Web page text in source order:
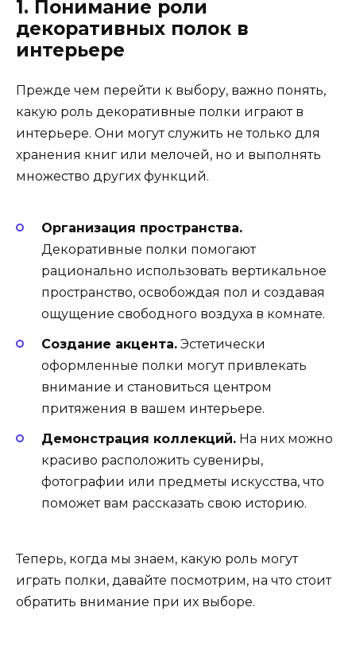
1. Понимание роли
декоративных полок в
интерьере
Прежде чем перейти к выбору, важно понять,
какую роль декоративные полки играют в
интерьере. Они могут служить не только для
хранения книг или мелочей, но и выполнять
множество других функций.
Организация пространства.
Декоративные полки помогают
рационально использовать вертикальное
пространство, освобождая пол и создавая
ощущение свободного воздуха в комнате.
Создание акцента. Эстетически
оформленные полки могут привлекать
внимание и становиться центром
притяжения в вашем интерьере.
Демонстрация коллекций. На них можно
красиво расположить сувениры,
фотографии или предметы искусства, что
поможет вам рассказать свою историю.
Теперь, когда мы знаем, какую роль могут
играть полки, давайте посмотрим, на что стоит
обратить внимание при их выборе.